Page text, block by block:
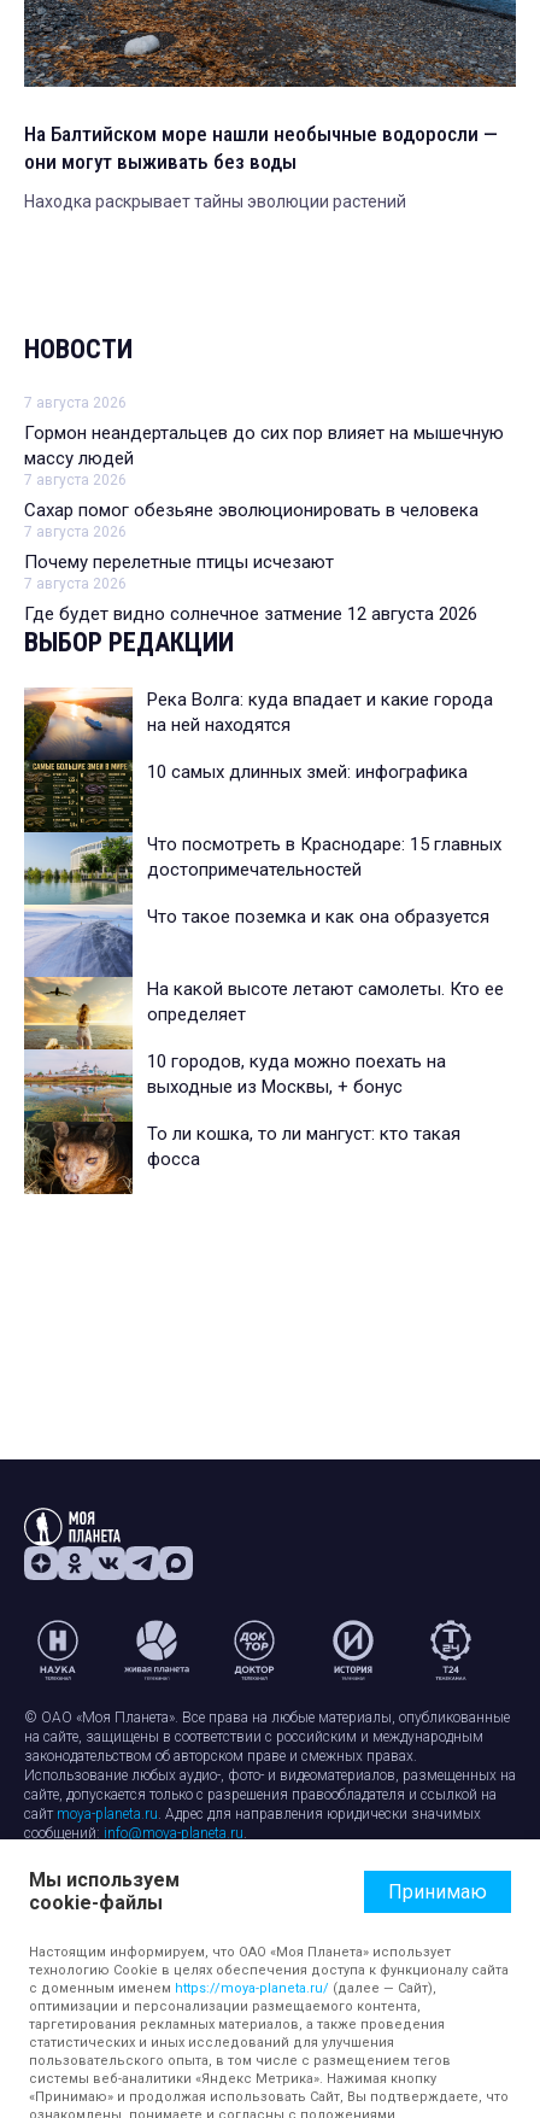
На Балтийском море нашли необычные водоросли —
они могут выживать без воды
Находка раскрывает тайны эволюции растений
НОВОСТИ
7 августа 2026
Гормон неандертальцев до сих пор влияет на мышечную
массу людей
7 августа 2026
Сахар помог обезьяне эволюционировать в человека
7 августа 2026
Почему перелетные птицы исчезают
7 августа 2026
Где будет видно солнечное затмение 12 августа 2026
ВЫБОР РЕДАКЦИИ
Река Волга: куда впадает и какие города
на ней находятся
10 самых длинных змей: инфографика
Что посмотреть в Краснодаре: 15 главных
достопримечательностей
Что такое поземка и как она образуется
На какой высоте летают самолеты. Кто ее
определяет
10 городов, куда можно поехать на
выходные из Москвы, + бонус
То ли кошка, то ли мангуст: кто такая
фосса
© ОАО «Моя Планета». Все права на любые материалы, опубликованные
на сайте, защищены в соответствии с российским и международным
законодательством об авторском праве и смежных правах.
Использование любых аудио-, фото- и видеоматериалов, размещенных на
сайте, допускается только с разрешения правообладателя и ссылкой на
сайт moya-planeta.ru. Адрес для направления юридически значимых
сообщений: info@moya-planeta.ru.
Правила сайтаРабота с cookie-файлами
Защита персональных данных
Обработка персональных данных
Мы используем
cookie-файлы
Принимаю
Настоящим информируем, что ОАО «Моя Планета» использует
технологию Cookie в целях обеспечения доступа к функционалу сайта
с доменным именем https://moya-planeta.ru/ (далее — Сайт),
оптимизации и персонализации размещаемого контента,
таргетирования рекламных материалов, а также проведения
статистических и иных исследований для улучшения
пользовательского опыта, в том числе с размещением тегов
системы веб-аналитики «Яндекс Метрика». Нажимая кнопку
«Принимаю» и продолжая использовать Сайт, Вы подтверждаете, что